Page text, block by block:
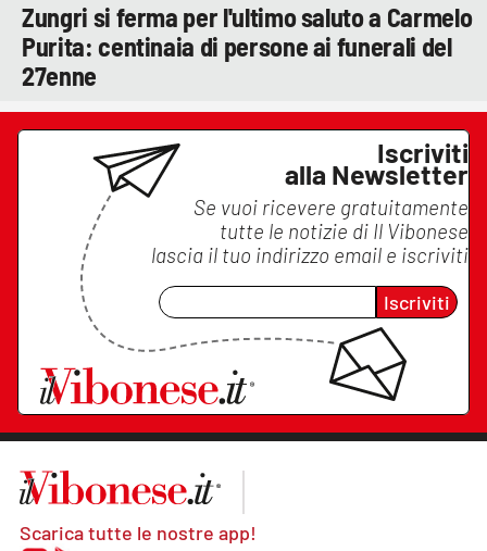
Zungri si ferma per l'ultimo saluto a Carmelo
Purita: centinaia di persone ai funerali del
27enne
Iscriviti
alla Newsletter
Se vuoi ricevere gratuitamente
tutte le notizie di Il Vibonese
lascia il tuo indirizzo email e iscriviti
Iscriviti
Scarica tutte le nostre app!